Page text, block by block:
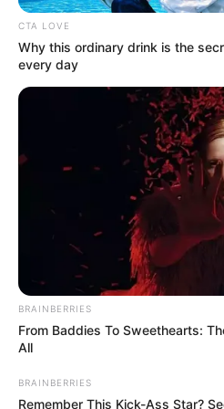
A képeket Szabó Bálint, volt
CTA LOVE
Why this ordinary drink is the
every day
BRAINBERRIES
From Baddies To Sweethearts:
All
BRAINBERRIES
Remember This Kick-Ass Star?